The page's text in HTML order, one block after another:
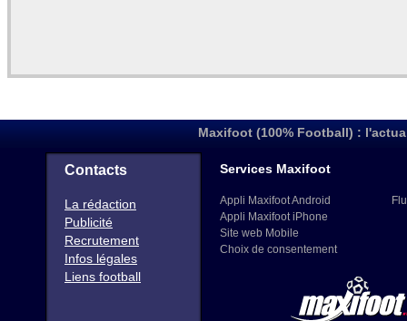
Maxifoot (100% Football) :
Contacts
La rédaction
Publicité
Recrutement
Infos légales
Liens football
Services Maxifoot
Appli Maxifoot Android
Appli Maxifoot iPhone
Site web Mobile
Choix de consentement